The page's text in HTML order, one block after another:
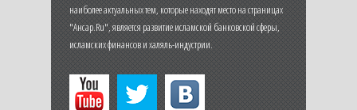
наиболее актуальных тем, которые находят место на страницах
"Ансар.Ru", является развитие исламской банковской сферы,
исламских финансов и халяль-индустрии.